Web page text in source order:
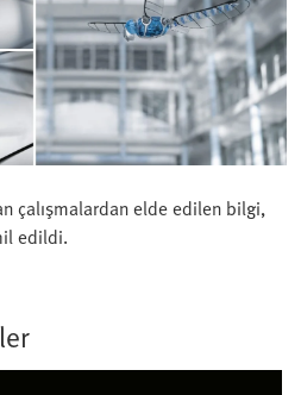
çalışmalardan elde edilen bilgi,
edildi.